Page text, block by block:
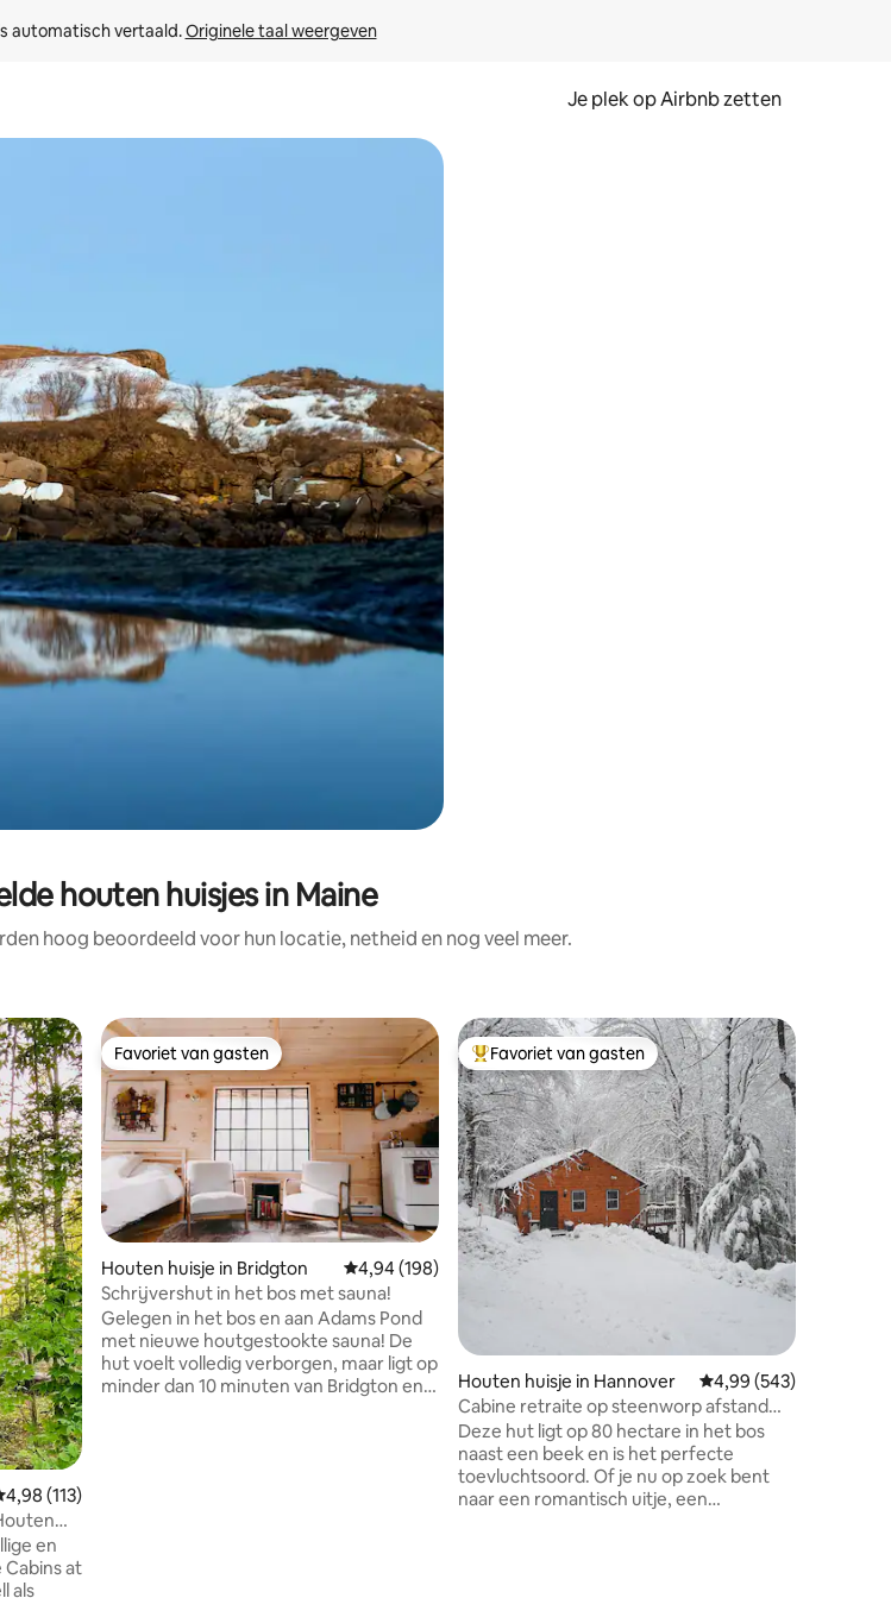
automatisch vertaald. Originele taal weergeven
Je plek op Airbnb zetten
omhoog en omlaag, óf door te tikken of swipen.
houten huisjes in Maine
hoog beoordeeld voor hun locatie, netheid en nog veel meer.
beoordeling van 4,98 op 5, 113 recensies
4,98 (113)
en
als
Favoriet van gasten
Favoriet van gasten
Houten huisje in Bridgton Gemiddelde beoordeling van 4,94 op 5, 198 recensies
4,94 (198)
Schrijvershut in het bos met sauna!
Gelegen in het bos en aan Adams Pond
met nieuwe houtgestookte sauna! De
hut voelt volledig verborgen, maar ligt op
minder dan 10 minuten van Bridgton en
Topfavoriet van gasten
Favoriet van gasten
Houten huisje in Hannover Gemiddelde
4,99 (543)
Cabine retraite op steenworp afstand
van avontuur
Deze hut ligt op 80 hectare in het bos
naast een beek en is het perfecte
toevluchtsoord. Of je nu op zoek bent
naar een romantisch uitje, een